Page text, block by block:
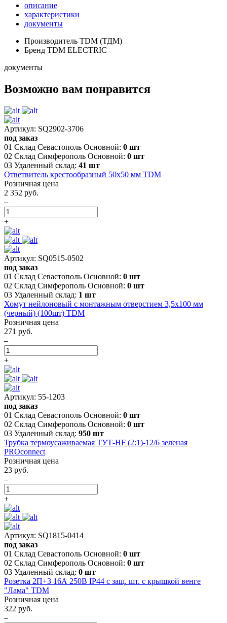
описание
характеристики
документы
Производитель TDM (ТДМ)
Бренд TDM ELECTRIC
документы
Возможно вам понравится
Артикул: SQ2902-3706
под заказ
01 Склад Севастополь Основной: 0 шт
02 Склад Симферополь Основной: 0 шт
03 Удаленный склад: 41 шт
Ответвитель крестообразный 50х50 мм TDM
Розничная цена
2 352 руб.
–
+
Артикул: SQ0515-0502
под заказ
01 Склад Севастополь Основной: 0 шт
02 Склад Симферополь Основной: 0 шт
03 Удаленный склад: 1 шт
Хомут нейлоновый с монтажным отверстием 3,5х100 мм
(черный) (100шт) TDM
Розничная цена
271 руб.
–
+
Артикул: 55-1203
под заказ
01 Склад Севастополь Основной: 0 шт
02 Склад Симферополь Основной: 0 шт
03 Удаленный склад: 950 шт
Трубка термоусаживаемая ТУТ-HF (2:1)-12/6 зеленая
PROconnect
Розничная цена
23 руб.
–
+
Артикул: SQ1815-0414
под заказ
01 Склад Севастополь Основной: 0 шт
02 Склад Симферополь Основной: 0 шт
03 Удаленный склад: 0 шт
Розетка 2П+З 16А 250В IP44 с защ. шт. с крышкой венге
"Лама" TDM
Розничная цена
322 руб.
–